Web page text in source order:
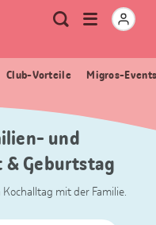
Meta
Navigation
Suche
Menu
öffnen
Club-Vorteile Migros-
und
Geburtstag
mit der Familie.